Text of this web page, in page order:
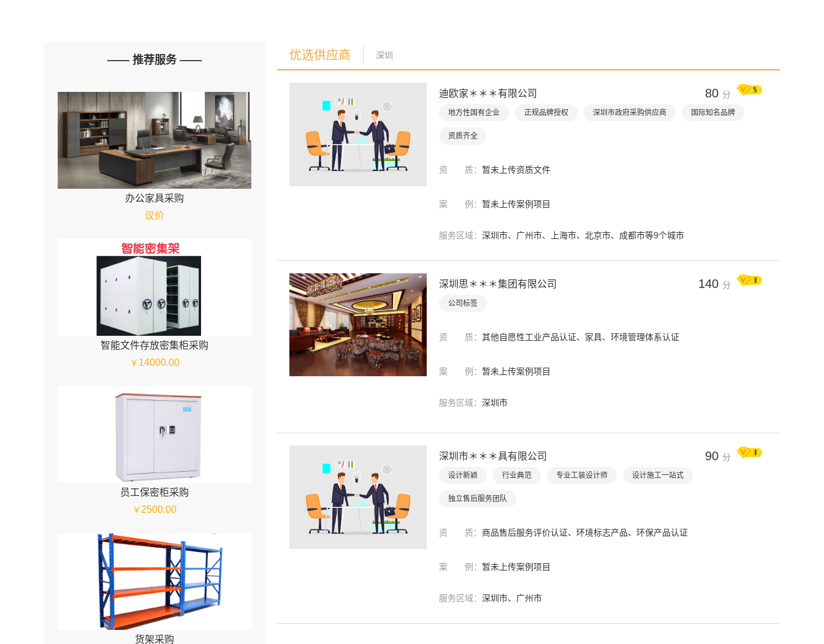
—— 推荐服务 ——
办公家具采购
议价
智能文件存放密集柜采购
￥ 14000.00
员工保密柜采购
￥ 2500.00
货架采购
优选供应商 深圳
迪欧家＊＊＊有限公司 80 分
地方性国有企业 正规品牌授权 深圳市政府采购供应商 国际知名品牌
资质齐全
资 质： 暂未上传资质文件
案 例： 暂未上传案例项目
服务区域： 深圳市、广州市、上海市、北京市、成都市等9个城市
深圳思＊＊＊集团有限公司 140 分
公司标签
资 质： 其他自愿性工业产品认证、家具、环境管理体系认证
案 例： 暂未上传案例项目
服务区域： 深圳市
深圳市＊＊＊具有限公司 90 分
设计新颖 行业典范 专业工装设计师 设计施工一站式
独立售后服务团队
资 质： 商品售后服务评价认证、环境标志产品、环保产品认证
案 例： 暂未上传案例项目
服务区域： 深圳市、广州市